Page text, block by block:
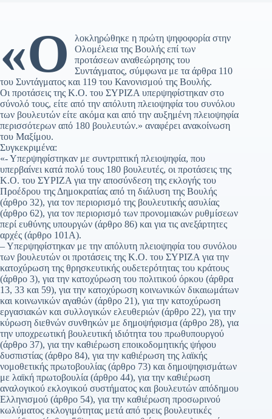
«Ο
λοκληρώθηκε η πρώτη ψηφοφορία στην
Ολομέλεια της Βουλής επί των
προτάσεων αναθεώρησης του
Συντάγματος, σύμφωνα με τα άρθρα 110
του Συντάγματος και 119 του Κανονισμού της Βουλής.
Οι προτάσεις της Κ.Ο. του ΣΥΡΙΖΑ υπερψηφίστηκαν στο
σύνολό τους, είτε από την απόλυτη πλειοψηφία του συνόλου
των βουλευτών είτε ακόμα και από την αυξημένη πλειοψηφία
περισσότερων από 180 βουλευτών.» αναφέρει ανακοίνωση
του Μαξίμου.
Συγκεκριμένα:
«- Υπερψηφίστηκαν με συντριπτική πλειοψηφία, που
υπερβαίνει κατά πολύ τους 180 βουλευτές, οι προτάσεις της
Κ.Ο. του ΣΥΡΙΖΑ για την αποσύνδεση της εκλογής του
Προέδρου της Δημοκρατίας από τη διάλυση της Βουλής
(άρθρο 32), για τον περιορισμό της βουλευτικής ασυλίας
(άρθρο 62), για τον περιορισμό των προνομιακών ρυθμίσεων
περί ευθύνης υπουργών (άρθρο 86) και για τις ανεξάρτητες
αρχές (άρθρο 101Α).
– Υπερψηφίστηκαν με την απόλυτη πλειοψηφία του συνόλου
των βουλευτών οι προτάσεις της Κ.Ο. του ΣΥΡΙΖΑ για την
κατοχύρωση της θρησκευτικής ουδετερότητας του κράτους
(άρθρο 3), για την κατοχύρωση του πολιτικού όρκου (άρθρα
13, 33 και 59), για την κατοχύρωση κοινωνικών δικαιωμάτων
και κοινωνικών αγαθών (άρθρο 21), για την κατοχύρωση
εργασιακών και συλλογικών ελευθεριών (άρθρο 22), για την
κύρωση διεθνών συνθηκών με δημοψήφισμα (άρθρο 28), για
την υποχρεωτική βουλευτική ιδιότητα του πρωθυπουργού
(άρθρο 37), για την καθιέρωση εποικοδομητικής ψήφου
δυσπιστίας (άρθρο 84), για την καθιέρωση της λαϊκής
νομοθετικής πρωτοβουλίας (άρθρο 73) και δημοψηφισμάτων
με λαϊκή πρωτοβουλία (άρθρο 44), για την καθιέρωση
αναλογικού εκλογικού συστήματος και βουλευτών απόδημου
Ελληνισμού (άρθρο 54), για την καθιέρωση προσωρινού
κωλύματος εκλογιμότητας μετά από τρεις βουλευτικές